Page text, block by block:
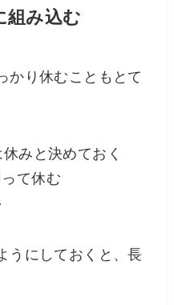
組み込む
かり休むこともとて
みと決めておく
て休む
うにしておくと、長